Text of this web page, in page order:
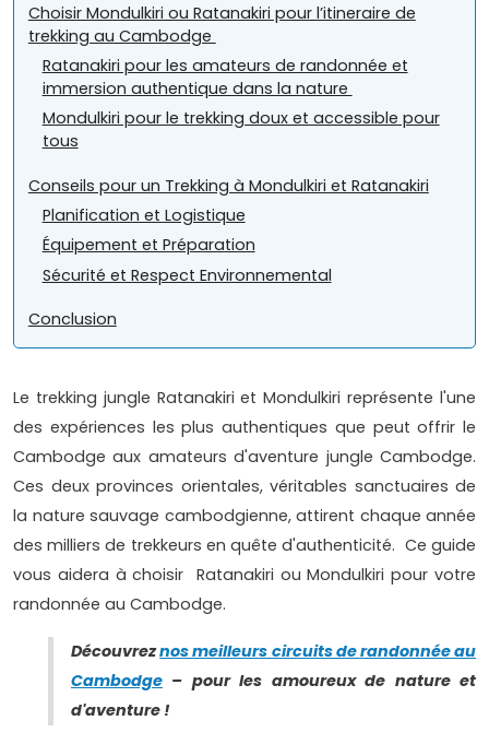
Choisir Mondulkiri ou Ratanakiri pour l’itineraire de
trekking au Cambodge
Ratanakiri pour les amateurs de randonnée et
immersion authentique dans la nature
Mondulkiri pour le trekking doux et accessible pour
tous
Conseils pour un Trekking à Mondulkiri et Ratanakiri
Planification et Logistique
Équipement et Préparation
Sécurité et Respect Environnemental
Conclusion
Le trekking jungle Ratanakiri et Mondulkiri représente l'une
des expériences les plus authentiques que peut offrir le
Cambodge aux amateurs d'aventure jungle Cambodge.
Ces deux provinces orientales, véritables sanctuaires de
la nature sauvage cambodgienne, attirent chaque année
des milliers de trekkeurs en quête d'authenticité. Ce guide
vous aidera à choisir Ratanakiri ou Mondulkiri pour votre
randonnée au Cambodge.
Découvreznos meilleurs circuits de randonnée au
Cambodge – pour les amoureux de nature et
d'aventure !